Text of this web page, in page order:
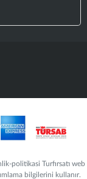
politikasi Turfırsatı web
bilgilerini kullanır.